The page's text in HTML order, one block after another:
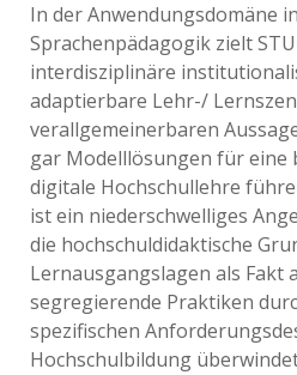
In der Anwendungsdomäne
Sprachenpädagogik zielt
interdisziplinäre
adaptierbare Lehr-/
verallgemeinerbaren
gar Modelllösungen für eine
digitale Hochschullehre
ist ein niederschwelliges
die hochschuldidaktische
Lernausgangslagen als Fakt
segregierende Praktiken
spezifischen
Hochschulbildung